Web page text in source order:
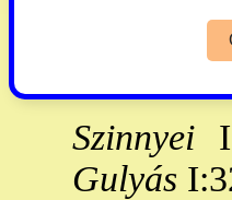
Ford.
Szinnyei
Gulyás